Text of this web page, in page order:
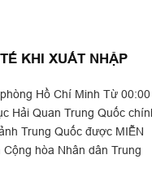
KHI XUẤT NHẬP
Hồ Chí Minh Từ 00:00
Hải Quan Trung Quốc
Trung Quốc được MIỄN
hòa Nhân dân Trung